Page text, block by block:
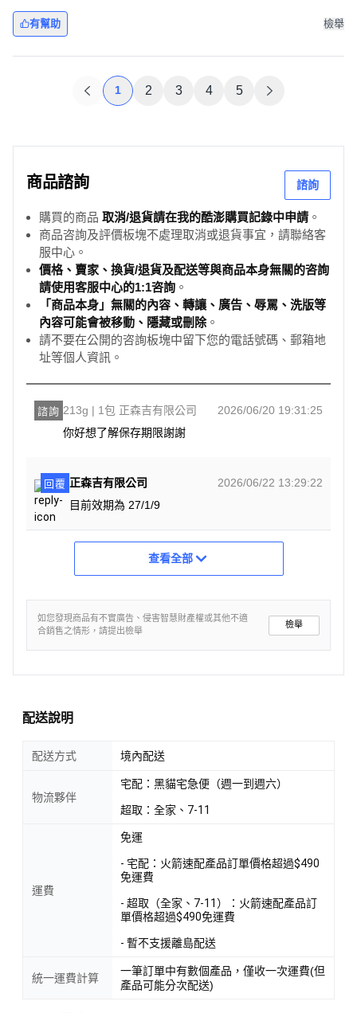
有幫助 檢舉
1 2 3 4 5
商品諮詢 諮詢
購買的商品 取消/退貨請在我的酷澎購買記錄中申請 。
商品咨詢及評價板塊不處理取消或退貨事宜，請聯絡客
服中心。
價格、賣家、換貨/退貨及配送等與商品本身無關的咨詢
請使用客服中心的1:1咨詢 。
「商品本身」無關的內容、轉讓、廣告、辱罵、洗版等
內容可能會被移動、隱藏或刪除。
請不要在公開的咨詢板塊中留下您的電話號碼、郵箱地
址等個人資訊。
諮詢 213g | 1包 正森吉有限公司
2026/06/20 19:31:25
你好想了解保存期限謝謝
回覆 正森吉有限公司
2026/06/22 13:29:22
目前效期為 27/1/9
查看全部
如您發現商品有不實廣告、侵害智慧財產權或其他不適
合銷售之情形，請提出檢舉
檢舉
配送說明
配送方式 境內配送
物流夥伴
宅配：黑貓宅急便（週一到週六）
超取：全家、7-11
運費
免運
- 宅配：火箭速配產品訂單價格超過$490
免運費
- 超取（全家、7-11）：火箭速配產品訂
單價格超過$490免運費
- 暫不支援離島配送
統一運費計算
一筆訂單中有數個產品，僅收一次運費(但
產品可能分次配送)